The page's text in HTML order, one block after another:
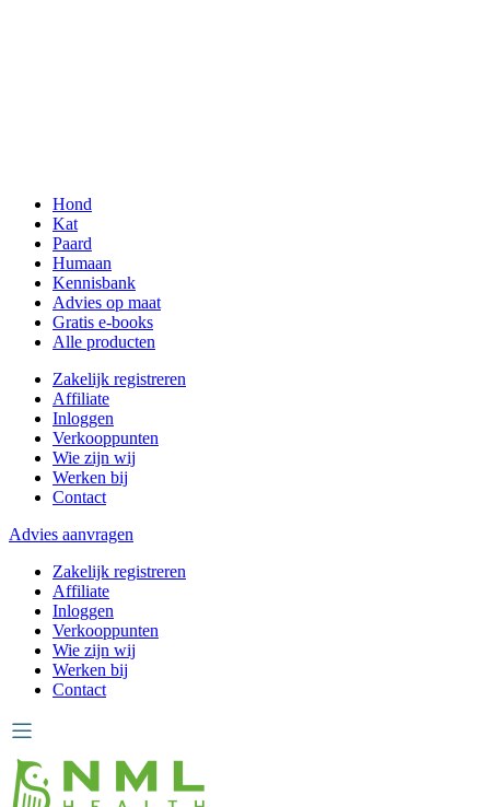
Hond
Kat
Paard
Humaan
Kennisbank
Advies op maat
Gratis e-books
Alle producten
Zakelijk registreren
Affiliate
Inloggen
Verkooppunten
Wie zijn wij
Werken bij
Contact
Advies aanvragen
Zakelijk registreren
Affiliate
Inloggen
Verkooppunten
Wie zijn wij
Werken bij
Contact